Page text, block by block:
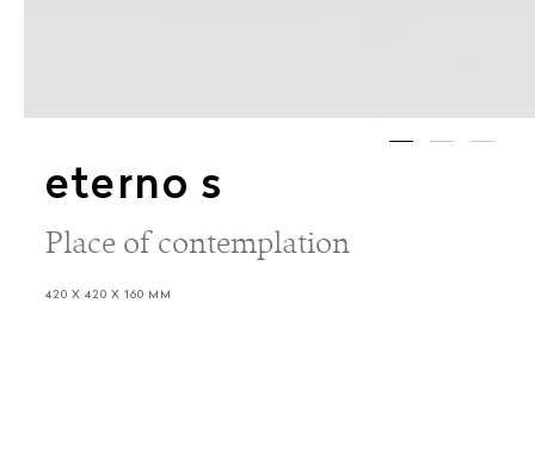
eterno s
Place of contemplation
420 X 420 X 160 MM